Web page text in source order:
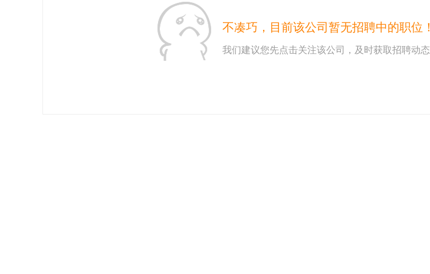
不凑巧，目前该公司暂无招聘中的职位！
我们建议您先点击关注该公司，及时获取招聘动态